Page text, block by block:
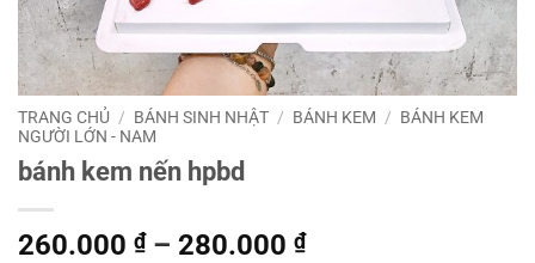
TRANG CHỦ / BÁNH SINH NHẬT / BÁNH KEM / BÁNH KEM
NGƯỜI LỚN - NAM
bánh kem nến hpbd
260.000 ₫ – 280.000 ₫Khoảng